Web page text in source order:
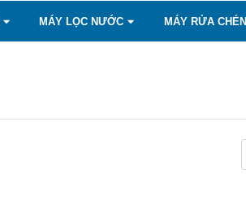
MÁY LỌC NƯỚC MÁY RỬA CHÉN